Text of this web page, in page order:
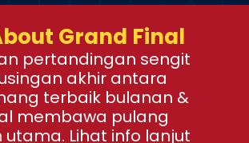
Grand Final
pertandingan sengit
akhir antara
terbaik bulanan &
membawa pulang